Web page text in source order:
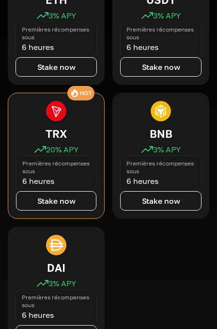
3% APY
Premières récompenses
sous
6 heures
Stake now
3% APY
Premières récompenses
sous
6 heures
Stake now
HOT
TRX
20% APY
Premières récompenses
sous
6 heures
Stake now
BNB
3% APY
Premières récompenses
sous
6 heures
Stake now
DAI
3% APY
Premières récompenses
sous
6 heures